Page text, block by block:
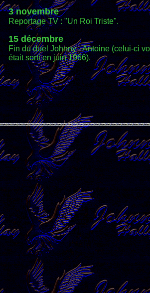
3 novembre
Reportage TV : "Un Roi Triste".
15 décembre
Fin du duel Johnny - Antoine (celui-ci
était sorti en juin 1966).